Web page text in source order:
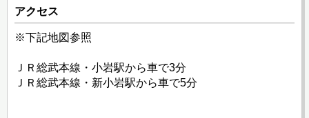
アクセス
※下記地図参照
ＪＲ総武本線・小岩駅から車で3分
ＪＲ総武本線・新小岩駅から車で5分